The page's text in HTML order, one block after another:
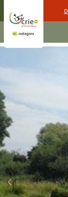
Previous